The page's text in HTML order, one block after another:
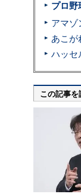
プロ
この記事を